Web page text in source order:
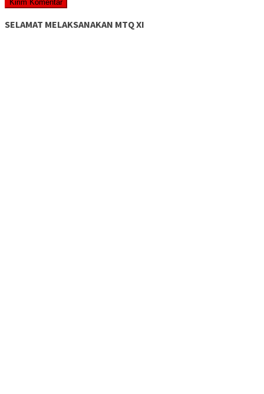
SELAMAT MELAKSANAKAN MTQ XI